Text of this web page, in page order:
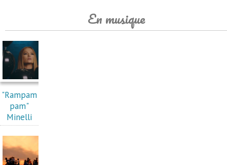
En musique
"Rampam
pam"
Minelli